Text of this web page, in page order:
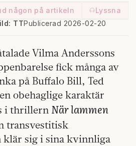
någon på artikeln
Lyssna
Publicerad 2026-02-20
TT
Vilma Anderssons
fick många av
på Buffalo Bill, Ted
obehaglige karaktär
i thrillern När lammen
transvestitisk
klär sig i sina kvinnliga